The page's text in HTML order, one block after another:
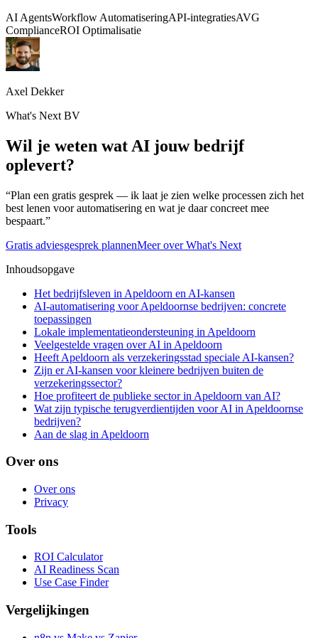
AI AgentsWorkflow AutomatiseringAPI-integratiesAVG
ComplianceROI Optimalisatie
Axel Dekker
What's Next BV
Wil je weten wat AI jouw bedrijf
oplevert?
“Plan een gratis gesprek — ik laat je zien welke processen zich het
best lenen voor automatisering en wat je daar concreet mee
bespaart.”
Gratis adviesgesprek plannenMeer over What's Next
Inhoudsopgave
Het bedrijfsleven in Apeldoorn en AI-kansen
AI-automatisering voor Apeldoornse bedrijven: concrete
toepassingen
Lokale implementatieondersteuning in Apeldoorn
Veelgestelde vragen over AI in Apeldoorn
Heeft Apeldoorn als verzekeringsstad speciale AI-kansen?
Zijn er AI-kansen voor kleinere bedrijven buiten de
verzekeringssector?
Hoe profiteert de publieke sector in Apeldoorn van AI?
Wat zijn typische terugverdientijden voor AI in Apeldoornse
bedrijven?
Aan de slag in Apeldoorn
Over ons
Over ons
Privacy
Tools
ROI Calculator
AI Readiness Scan
Use Case Finder
Vergelijkingen